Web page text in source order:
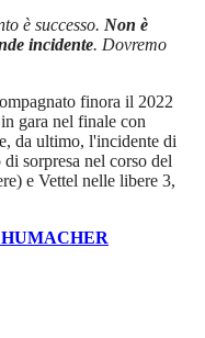
è successo. Non è
incidente. Dovremo
finora il 2022
gara nel finale con
da ultimo, l'incidente di
sorpresa nel corso del
e Vettel nelle libere 3,